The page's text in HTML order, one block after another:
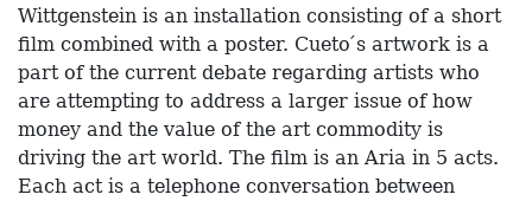
Wittgenstein is an installation consisting of a short
film combined with a poster. Cueto ́s artwork is a
part of the current debate regarding artists who
are attempting to address a larger issue of how
money and the value of the art commodity is
driving the art world. The film is an Aria in 5 acts.
Each act is a telephone conversation between